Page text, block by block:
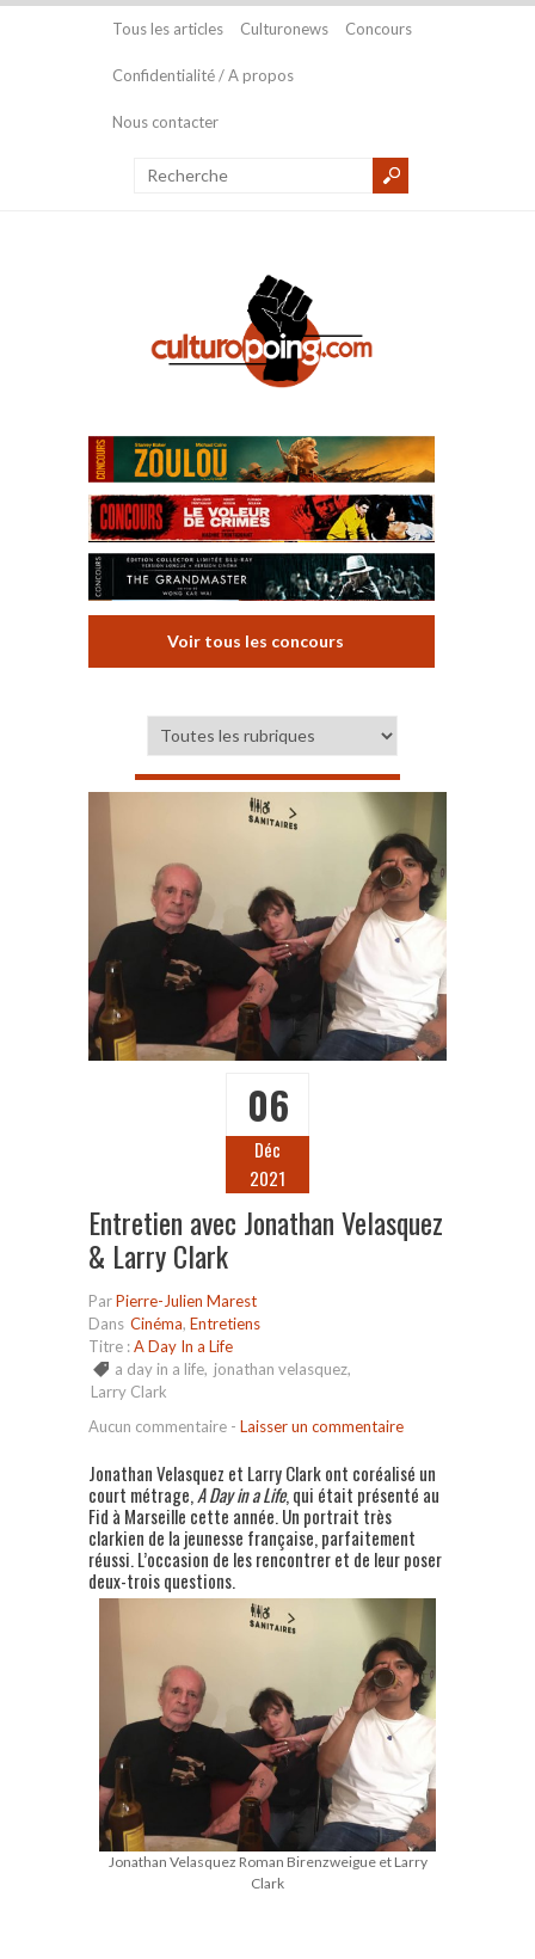
Tous les articles Culturonews Concours
Confidentialité / A propos
Nous contacter
Voir tous les concours
06
Déc
2021
Entretien avec Jonathan Velasquez
& Larry Clark
ParPierre-Julien Marest
Dans Cinéma, Entretiens
Titre :A Day In a Life
a day in a life, jonathan velasquez,
Larry Clark
Aucun commentaire - Laisser un commentaire
Jonathan Velasquez et Larry Clark ont coréalisé un
court métrage,A Day in a Life, qui était présenté au
Fid à Marseille cette année. Un portrait très
clarkien de la jeunesse française, parfaitement
réussi. L’occasion de les rencontrer et de leur poser
deux-trois questions.
Jonathan Velasquez Roman Birenzweigue et Larry
Clark